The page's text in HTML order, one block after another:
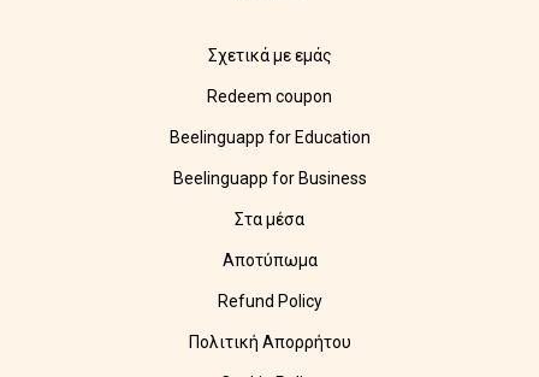
Σχετικά με εμάς
Redeem coupon
Beelinguapp for Education
Beelinguapp for Business
Στα μέσα
Αποτύπωμα
Refund Policy
Πολιτική Απορρήτου